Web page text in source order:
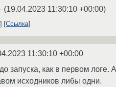
(19.04.2023 11:30:10 +00:00)
Ссылка
11:30:10 +00:00
запуска, как в первом логе.
исходников либы одни.